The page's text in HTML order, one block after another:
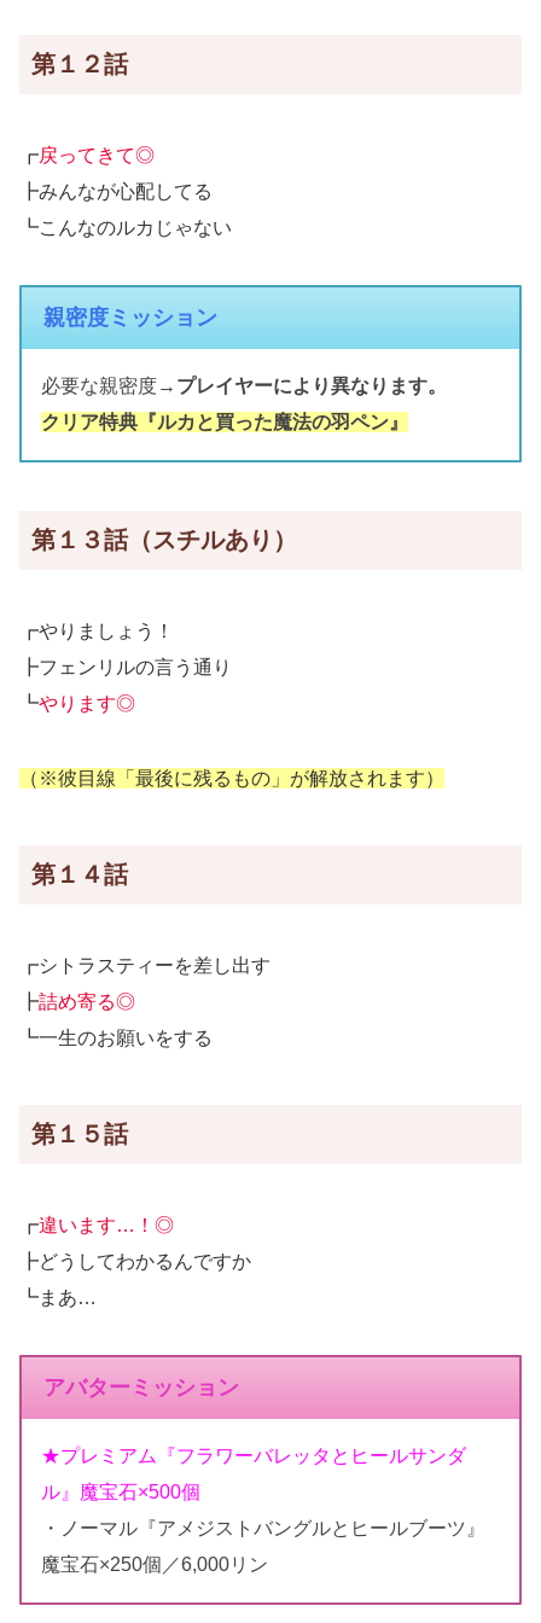
第１２話
┏戻ってきて◎
┣みんなが心配してる
┗こんなのルカじゃない
親密度ミッション
必要な親密度→ プレイヤーにより異なります。
クリア特典『ルカと買った魔法の羽ペン』
第１３話（スチルあり）
┏やりましょう！
┣フェンリルの言う通り
┗やります◎
（※彼目線「最後に残るもの」が解放されます）
第１４話
┏シトラスティーを差し出す
┣詰め寄る◎
┗一生のお願いをする
第１５話
┏違います…！◎
┣どうしてわかるんですか
┗まあ…
アバターミッション
★プレミアム『フラワーバレッタとヒールサンダ
ル』魔宝石×500個
・ノーマル『アメジストバングルとヒールブーツ』
魔宝石×250個／6,000リン